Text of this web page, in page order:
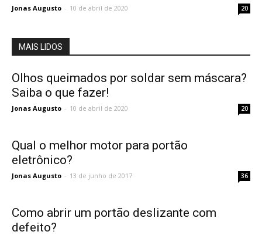
Jonas Augusto - 10 de abril de 2020 20
MAIS LIDOS
Olhos queimados por soldar sem máscara?
Saiba o que fazer!
Jonas Augusto - 10 de abril de 2020 20
Qual o melhor motor para portão
eletrônico?
Jonas Augusto - 13 de junho de 2017 36
Como abrir um portão deslizante com
defeito?